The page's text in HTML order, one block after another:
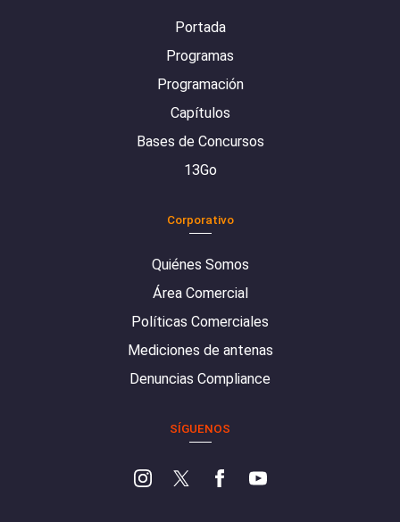
Portada
Programas
Programación
Capítulos
Bases de Concursos
13Go
Corporativo
Quiénes Somos
Área Comercial
Políticas Comerciales
Mediciones de antenas
Denuncias Compliance
SÍGUENOS